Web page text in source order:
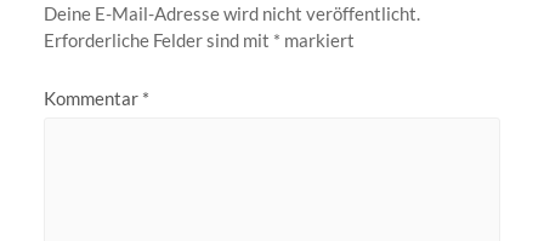
Deine E-Mail-Adresse wird nicht veröffentlicht.
Erforderliche Felder sind mit * markiert
Kommentar *